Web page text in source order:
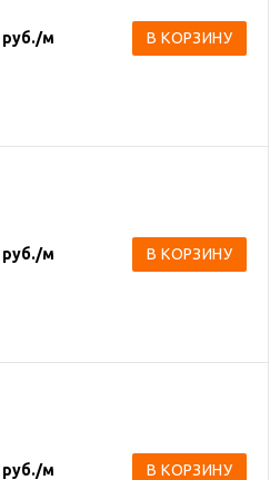
руб./м В КОРЗИНУ
руб./м В КОРЗИНУ
руб./м В КОРЗИНУ